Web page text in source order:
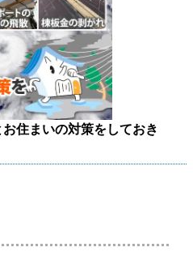
住まいの対策をしておき